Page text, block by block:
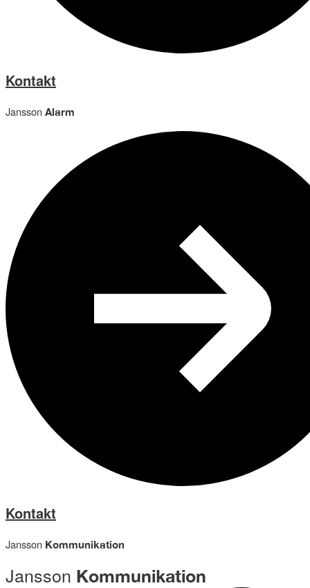
Kontakt
Jansson Alarm
Kontakt
Jansson Kommunikation
Jansson Kommunikation